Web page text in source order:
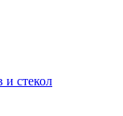
и стекол